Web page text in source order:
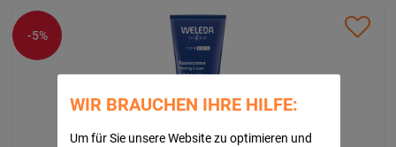
WIR BRAUCHEN IHRE HILFE:
Um für Sie unsere Website zu optimieren und
-5%